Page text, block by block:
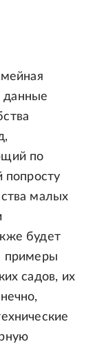
данные
по
попросту
малых
будет
примеры
садов, их